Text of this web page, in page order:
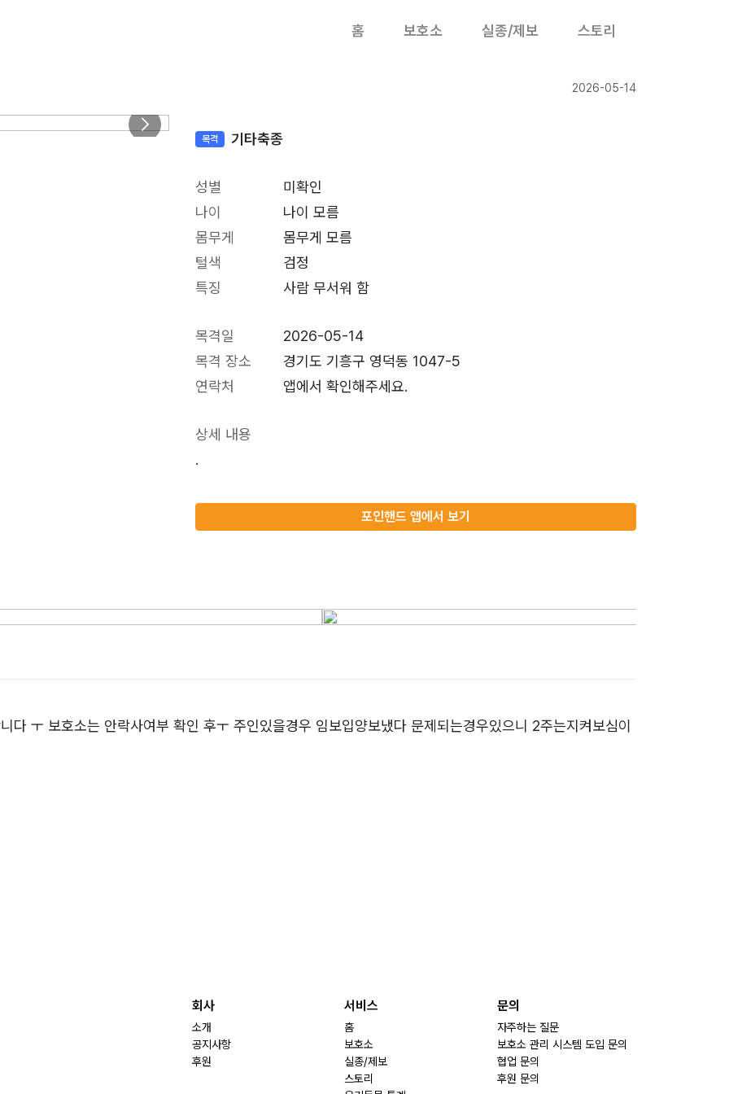
홈 보호소 실종/제보 스토리
2026-05-14
목격 기타축종
성별
미확인
나이
나이 모름
몸무게
몸무게 모름
털색
검정
특징
사람 무서워 함
목격일
2026-05-14
목격 장소
경기도 기흥구 영덕동 1047-5
연락처
앱에서 확인해주세요.
상세 내용
.
포인핸드 앱에서 보기
다 ㅜ 보호소는 안락사여부 확인 후ㅜ 주인있을경우 임보입양보냈다 문제되는경우있으니 2주는지켜보심이
회사
소개
공지사항
후원
서비스
홈
보호소
실종/제보
스토리
문의
자주하는 질문
보호소 관리 시스템 도입 문의
협업 문의
후원 문의